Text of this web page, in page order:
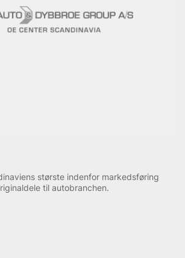
største indenfor markedsføring
til autobranchen.